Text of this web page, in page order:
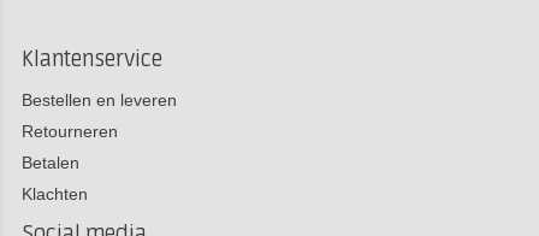
Klantenservice
Bestellen en leveren
Retourneren
Betalen
Klachten